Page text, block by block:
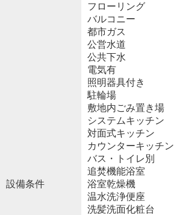
設備条件
フローリング
バルコニー
都市ガス
公営水道
公共下水
電気有
照明器具付き
駐輪場
敷地内ごみ置き場
システムキッチン
対面式キッチン
カウンターキッチン
バス・トイレ別
追焚機能浴室
浴室乾燥機
温水洗浄便座
洗髪洗面化粧台